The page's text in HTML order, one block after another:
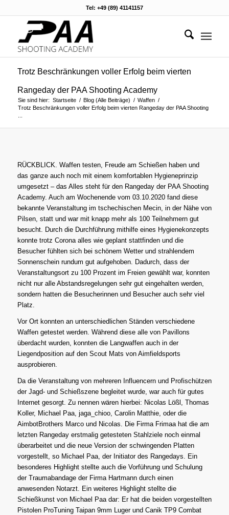
Tel: +49 (89) 41141157
Trotz Beschränkungen voller Erfolg beim vierten
Rangeday der PAA Shooting Academy
Sie sind hier: Startseite / Blog (Alle Beiträge) / Waffen /
Trotz Beschränkungen voller Erfolg beim vierten Rangeday der PAA Shooting
RÜCKBLICK. Waffen testen, Freude am Schießen haben und
das ganze auch noch mit einem komfortablen Hygieneprinzip
umgesetzt – das Alles steht für den Rangeday der PAA Shooting
Academy. Auch am Wochenende vom 03.10.2020 fand diese
bekannte Veranstaltung im tschechischen Mecin, in der Nähe von
Pilsen, statt und war mit knapp mehr als 100 Teilnehmern gut
besucht. Durch die Durchführung mithilfe eines Hygienekonzepts
konnte trotz Corona alles wie geplant stattfinden und die
Besucher fühlten sich bei schönem Wetter und strahlendem
Sonnenschein rundum gut aufgehoben. Dadurch, dass der
Veranstaltungsort zu 100 Prozent im Freien gewählt war, konnten
nicht nur alle Abstandsregelungen sehr gut eingehalten werden,
sondern hatten die Besucherinnen und Besucher auch sehr viel
Platz.
Vor Ort konnten an unterschiedlichen Ständen verschiedene
Waffen getestet werden. Während diese alle von Pavillons
überdacht wurden, konnten die Langwaffen auch in der
Liegendposition auf den Scout Mats von Aimfieldsports
ausprobieren.
Da die Veranstaltung von mehreren Influencern und Profischützen
der Jagd- und Schießszene begleitet wurde, war auch für gutes
Internet gesorgt. Zu nennen wären hierbei: Nicolas Lößl, Thomas
Koller, Michael Paa, jaga_chioo, Carolin Matthie, oder die
AimbotBrothers Marco und Nicolas. Die Firma Frimaa hat die am
letzten Rangeday erstmalig getesteten Stahlziele noch einmal
überarbeitet und die neue Version der schwingenden Platten
vorgestellt, so Michael Paa, der Initiator des Rangedays. Ein
besonderes Highlight stellte auch die Vorführung und Schulung
der Traumabandage der Firma Hartmann durch einen
anwesenden Notarzt. Ein weiteres Highlight stellte die
Schießkunst von Michael Paa dar: Er hat die beiden vorgestellten
Pistolen ProTuning Taipan 9mm Luger und Canik TP9 Combat